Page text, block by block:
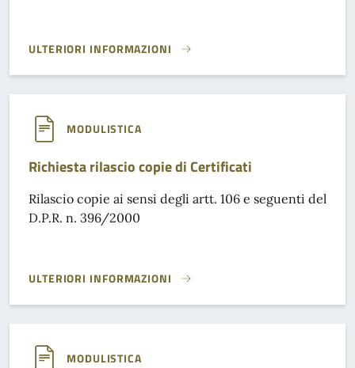
ULTERIORI INFORMAZIONI
RICHIESTA DI ISCRIZIONE NEL REGISTRO DAT (MODELLO A)}
MODULISTICA
Richiesta rilascio copie di Certificati
Rilascio copie ai sensi degli artt. 106 e seguenti del
D.P.R. n. 396/2000
ULTERIORI INFORMAZIONI
RICHIESTA RILASCIO COPIE DI CERTIFICATI}
MODULISTICA